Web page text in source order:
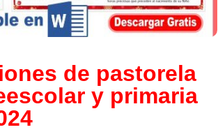
de pastorela
y primaria